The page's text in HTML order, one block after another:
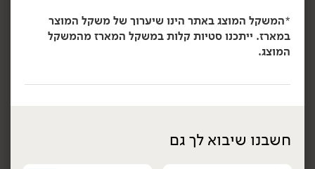
מארז יח׳
23.90
₪/ יח׳
פסטרמי פלפל שחור -
'Delicatesse'
23.90
₪/ יח׳
קורנביף אמריקאי פרוס -
*המשקל המוצג באתר הינו שיערוך של משקל המוצר
במארז. ייתכנו סטיות קלות במשקל המארז מהמשקל
המוצג.
חשבנו שיבוא לך גם